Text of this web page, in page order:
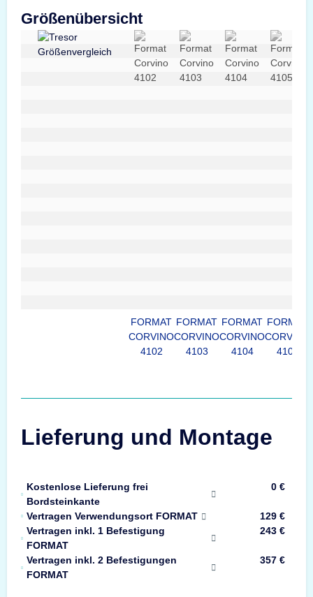
Größenübersicht
FORMAT
CORVINO
4102
FORMAT
CORVINO
4103
FORMAT
CORVINO
4104
FORMAT
CORVINO
4105
Lieferung und Montage
Kostenlose Lieferung frei
Bordsteinkante
0 €
Vertragen Verwendungsort FORMAT
129 €
Vertragen inkl. 1 Befestigung
FORMAT
243 €
Vertragen inkl. 2 Befestigungen
FORMAT
357 €